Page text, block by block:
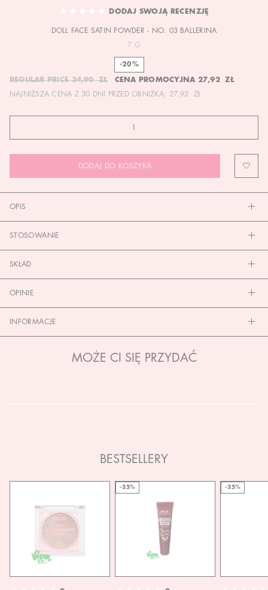
BEGINNING
GALLERY
DODAJ SWOJĄ RECENZJĘ
DOLL FACE SATIN POWDER - NO. 03 BALLERINA
7 G
-20%
CENA PROMOCYJNA 27,92 ZŁ
REGULAR PRICE 34,90 ZŁ
NAJNIŻSZA CENA Z 30 DNI PRZED OBNIŻKĄ: 27,92 ZŁ
DODAJ DO KOSZYKA
OPIS
STOSOWANIE
SKŁAD
OPINIE
INFORMACJE
MOŻE CI SIĘ PRZYDAĆ
BESTSELLERY
-25% -25%